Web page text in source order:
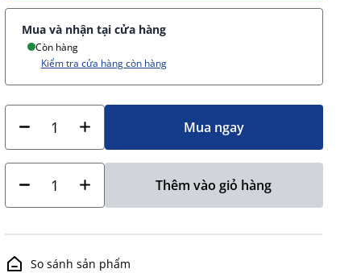
Mua và nhận tại cửa hàng
Còn hàng
Kiểm tra cửa hàng còn hàng
Mua ngay
Thêm vào giỏ hàng
So sánh sản phẩm